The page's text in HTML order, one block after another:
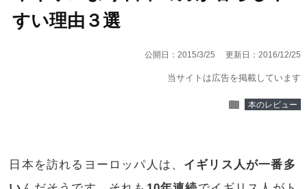
すい理由３選
公開日：2015/3/25 更新日：2016/12/25
当サイトは広告を掲載しています
folder 本のレビュー
日本を訪れるヨーロッパ人は、 イギリス人が一番多